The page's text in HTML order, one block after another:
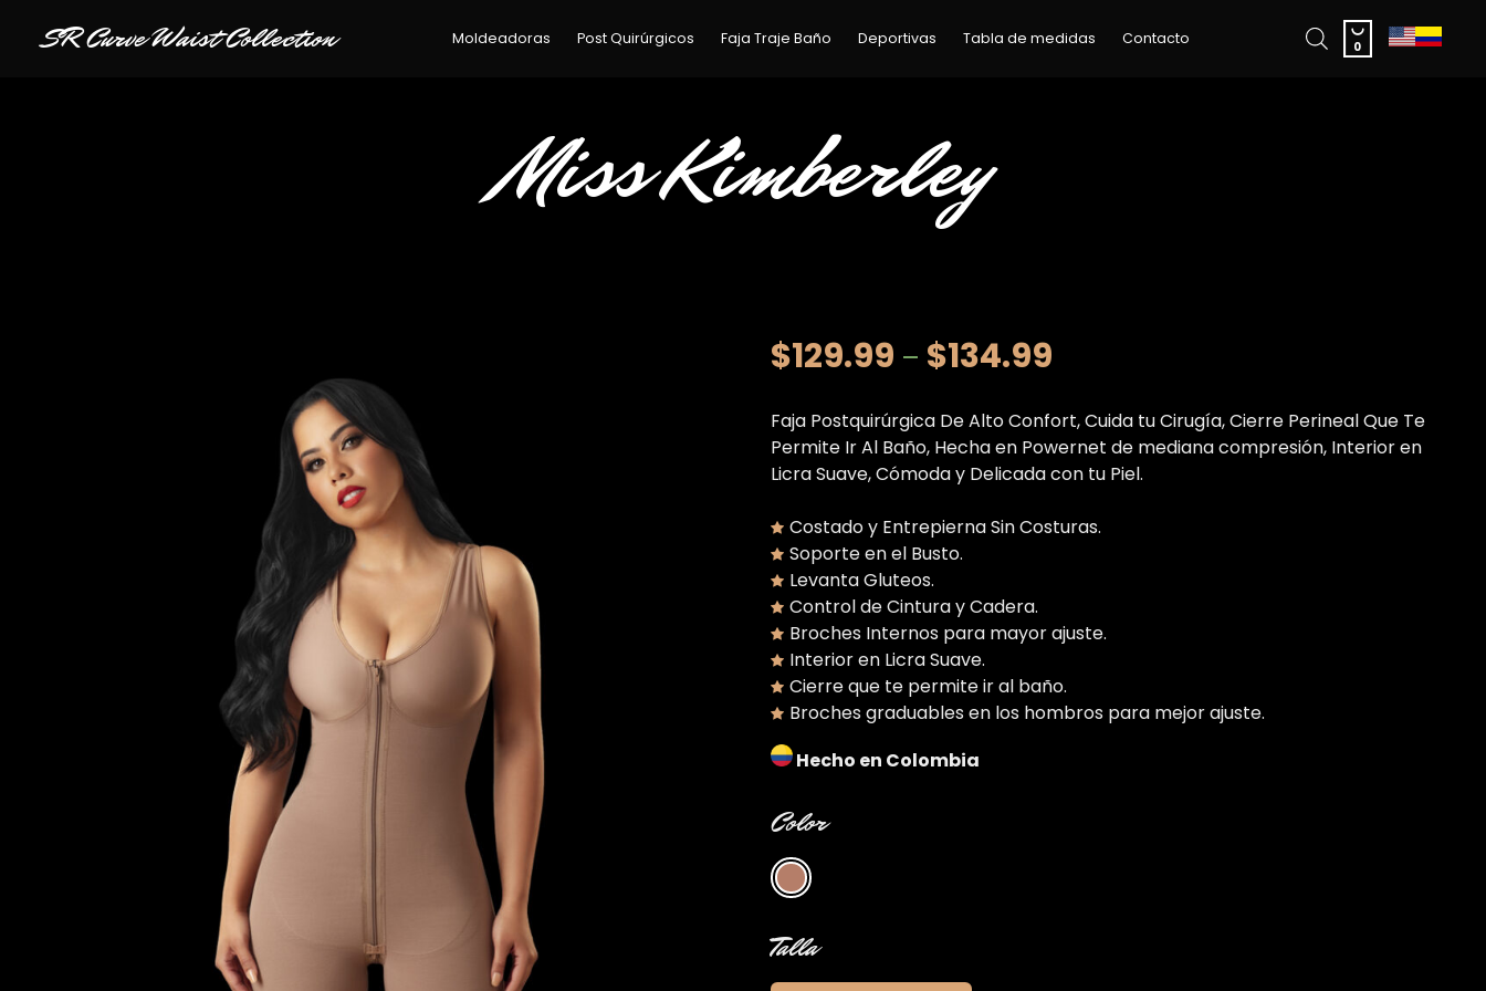
SR Curve Waist Collection
to
Moldeadoras Post Quirúrgicos Faja Traje Baño Deportivas Tabla de medidas Contacto 
0
Miss Kimberley
$129.99 – $134.99
Faja Postquirúrgica De Alto Confort, Cuida tu Cirugía, Cierre Perineal Que Te
Permite Ir Al Baño, Hecha en Powernet de mediana compresión, Interior en
Licra Suave, Cómoda y Delicada con tu Piel.
Costado y Entrepierna Sin Costuras.
Soporte en el Busto.
Levanta Gluteos.
Control de Cintura y Cadera.
Broches Internos para mayor ajuste.
Interior en Licra Suave.
Cierre que te permite ir al baño.
Broches graduables en los hombros para mejor ajuste.
Hecho en Colombia
Color
Talla